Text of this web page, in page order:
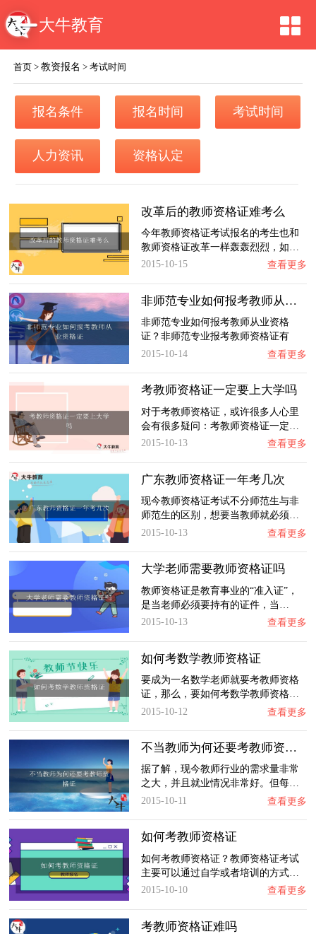
大牛教育
首页 >教资报名 >考试时间
报名条件 报名时间 考试时间
人力资讯 资格认定
改革后的教师资格证难考么
今年教师资格证考试报名的考生也和
教师资格证改革一样轰轰烈烈，如…
2015-10-15
查看更多
非师范专业如何报考教师从业资格证
非师范专业如何报考教师从业资格
证？非师范专业报考教师资格证有
什…
2015-10-14 查看更多
考教师资格证一定要上大学吗
对于考教师资格证，或许很多人心里
会有很多疑问：考教师资格证一定…
2015-10-13
查看更多
广东教师资格证一年考几次
现今教师资格证考试不分师范生与非
师范生的区别，想要当教师就必须…
2015-10-13
查看更多
大学老师需要教师资格证吗
教师资格证是教育事业的“准入证”，
是当老师必须要持有的证件，当…
2015-10-13
查看更多
如何考数学教师资格证
要成为一名数学老师就要考教师资格
证，那么，要如何考数学教师资格…
2015-10-12
查看更多
不当教师为何还要考教师资格证
据了解，现今教师行业的需求量非常
之大，并且就业情况非常好。但每…
2015-10-11
查看更多
如何考教师资格证
如何考教师资格证？教师资格证考试
主要可以通过自学或者培训的方式…
2015-10-10
查看更多
考教师资格证难吗